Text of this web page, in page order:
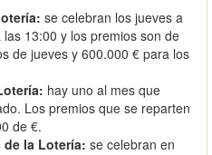
se celebran los jueves a
13:00 y los premios son de
de jueves y 600.000 € para los
hay uno al mes que
Los premios que se reparten
de €.
la Lotería: se celebran en